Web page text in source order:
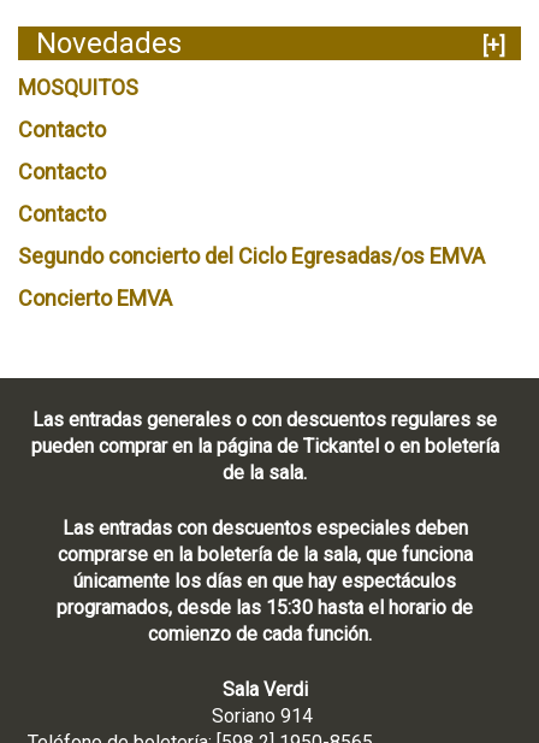
Novedades
[+]
MOSQUITOS
Contacto
Contacto
Contacto
Segundo concierto del Ciclo Egresadas/os EMVA
Concierto EMVA
Las entradas generales o con descuentos regulares se
pueden comprar en la página de Tickantel o en boletería
de la sala.
Las entradas con descuentos especiales deben
comprarse en la boletería de la sala, que funciona
únicamente los días en que hay espectáculos
programados, desde las 15:30 hasta el horario de
comienzo de cada función.
Sala Verdi
Soriano 914